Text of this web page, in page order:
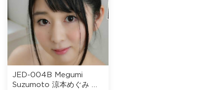
JED-004B Megumi
Suzumoto 涼本めぐみ コ